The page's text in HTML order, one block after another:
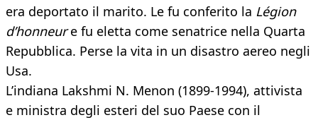
era deportato il marito. Le fu conferito la Légion
d’honneure fu eletta come senatrice nella Quarta
Repubblica. Perse la vita in un disastro aereo negli
Usa.
L’indiana Lakshmi N. Menon (1899-1994), attivista
e ministra degli esteri del suo Paese con il